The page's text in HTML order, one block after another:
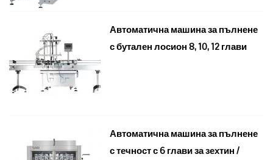
Автоматична машина за пълнене
с бутален лосион 8, 10, 12 глави
Автоматична машина за пълнене
с течност с 6 глави за зехтин /